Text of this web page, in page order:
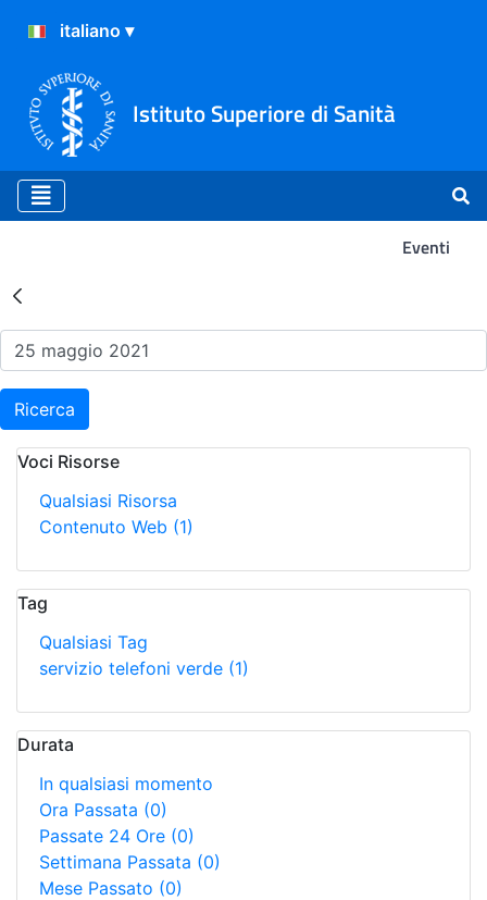
Istituto Superiore di Sanità
Eventi
Risultati della Ricerca -
Ricerca
Voci Risorse
Qualsiasi Risorsa
Contenuto Web (1)
Tag
Qualsiasi Tag
servizio telefoni verde (1)
Durata
In qualsiasi momento
Ora Passata (0)
Passate 24 Ore (0)
Settimana Passata (0)
Mese Passato (0)